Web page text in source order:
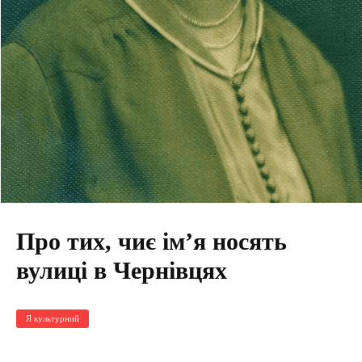
Про тих, чиє ім’я носять
вулиці в Чернівцях
Я культурний